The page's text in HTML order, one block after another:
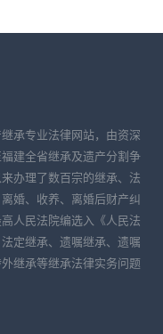
承专业法律网站，由资深
建全省继承及遗产分割争
办理了数百宗的继承、法
婚、收养、离婚后财产纠
人民法院编选入《人民法
定继承、遗嘱继承、遗嘱
继承等继承法律实务问题